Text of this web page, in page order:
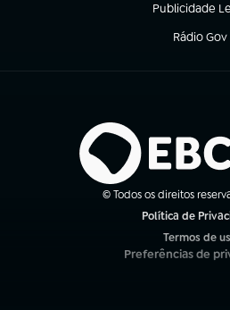
Publicidade
(abre em nova
Rádio Gov
(abre em
© Todos os direitos
Política de
Termos de
(abre em
Preferências de